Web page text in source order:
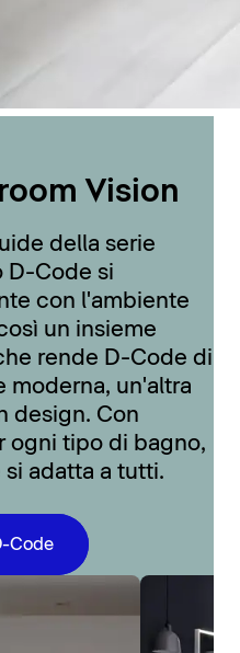
Vision
della serie
D-Code si
con l'ambiente
un insieme
rende D-Code di
moderna, un'altra
design. Con
ogni tipo di bagno,
si adatta a tutti.
Code